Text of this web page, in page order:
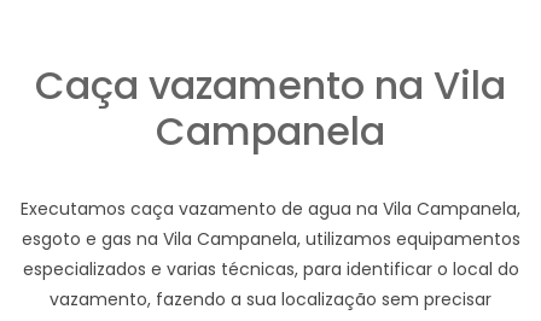
Caça vazamento na Vila
Campanela
Executamos caça vazamento de agua na Vila Campanela,
esgoto e gas na Vila Campanela, utilizamos equipamentos
especializados e varias técnicas, para identificar o local do
vazamento, fazendo a sua localização sem precisar